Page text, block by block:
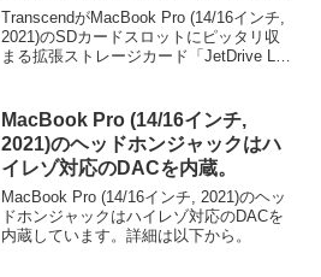
トレージカード「JetDrive Lite
330」の512GBモデルを2月下旬
より発売。
TranscendがMacBook Pro (14/16インチ,
2021)のSDカードスロットにピッタリ収
まる拡張ストレージカード「JetDrive Lite
MacBook Pro (14/16インチ,
2021)のヘッドホンジャックはハ
イレゾ対応のDACを内蔵。
MacBook Pro (14/16インチ, 2021)のヘッ
ドホンジャックはハイレゾ対応のDACを
内蔵しています。詳細は以下から。